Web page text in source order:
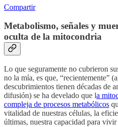
Compartir
Metabolismo, señales y
oculta de la mitocondria
Lo que seguramente no cubrieron
no la mía, es que, “recientemente”
descubrimientos tienen décadas de
difusión) se ha develado que la
compleja de procesos metabólicos
vitalidad de nuestras células, la
últimas, nuestra capacidad para